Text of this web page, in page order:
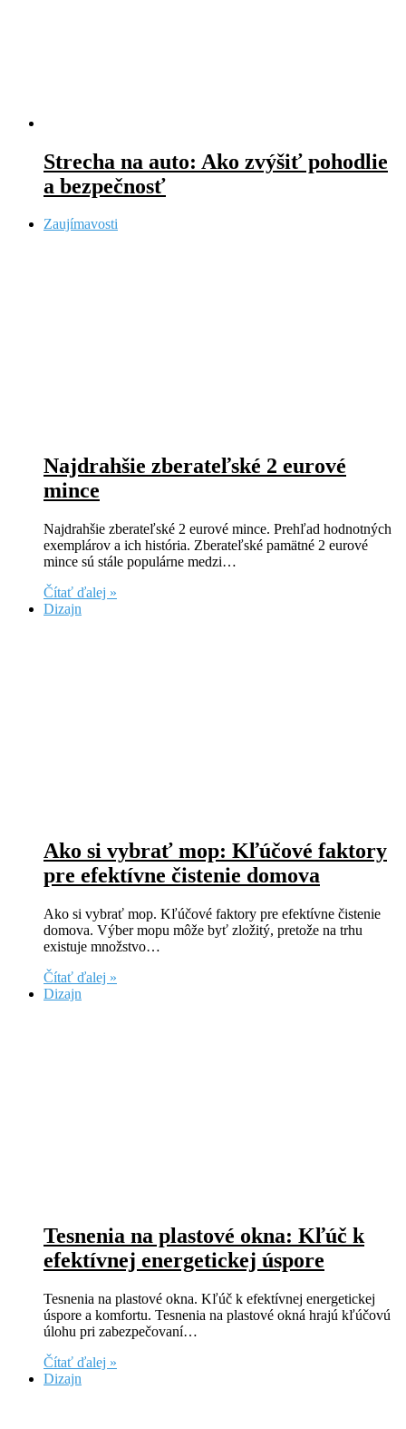
Strecha na auto: Ako zvýšiť pohodlie
a bezpečnosť
Zaujímavosti
Najdrahšie zberateľské 2 eurové
mince
Najdrahšie zberateľské 2 eurové mince. Prehľad hodnotných
exemplárov a ich história. Zberateľské pamätné 2 eurové
mince sú stále populárne medzi…
Čítať ďalej »
Dizajn
Ako si vybrať mop: Kľúčové faktory
pre efektívne čistenie domova
Ako si vybrať mop. Kľúčové faktory pre efektívne čistenie
domova. Výber mopu môže byť zložitý, pretože na trhu
existuje množstvo…
Čítať ďalej »
Dizajn
Tesnenia na plastové okna: Kľúč k
efektívnej energetickej úspore
Tesnenia na plastové okna. Kľúč k efektívnej energetickej
úspore a komfortu. Tesnenia na plastové okná hrajú kľúčovú
úlohu pri zabezpečovaní…
Čítať ďalej »
Dizajn